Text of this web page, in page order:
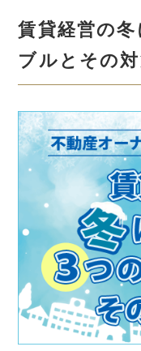
賃貸経営の
ブルとその